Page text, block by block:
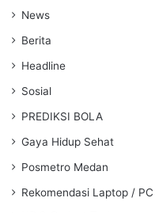
News
Berita
Headline
Sosial
PREDIKSI BOLA
Gaya Hidup Sehat
Posmetro Medan
Rekomendasi Laptop / PC